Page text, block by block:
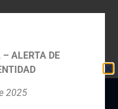
ALERTA DE
2025